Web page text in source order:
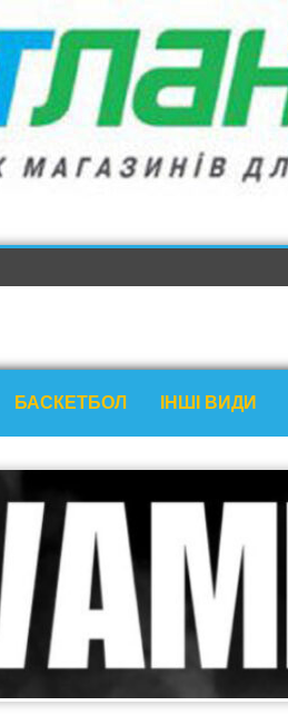
БАСКЕТБОЛ ІНШІ ВИДИ